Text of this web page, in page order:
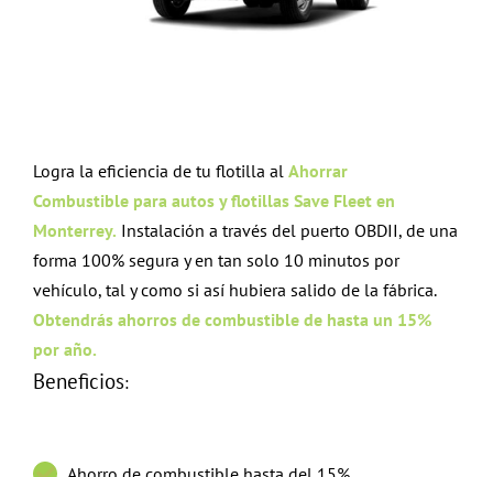
Logra la eficiencia de tu flotilla al Ahorrar
Combustible para autos y flotillas Save Fleet en
Monterrey. Instalación a través del puerto OBDII, de una
forma 100% segura y en tan solo 10 minutos por
vehículo, tal y como si así hubiera salido de la fábrica.
Obtendrás ahorros de combustible de hasta un 15%
por año.
Beneficios: